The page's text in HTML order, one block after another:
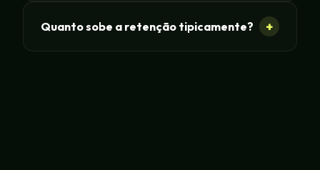
Quanto sobe a retenção tipicamente? +